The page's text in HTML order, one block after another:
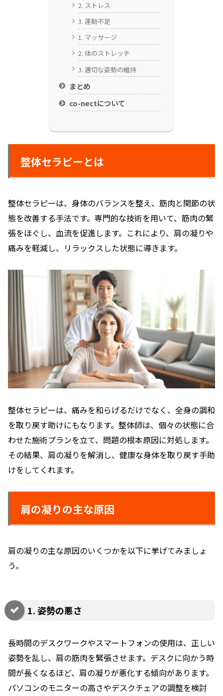
2. ストレス
3. 運動不足
1. マッサージ
2. 体のストレッチ
3. 適切な姿勢の維持
まとめ
co-nectについて
整体セラピーとは
整体セラピーは、身体のバランスを整え、筋肉と関節の状
態を改善する手法です。専門的な技術を用いて、筋肉の緊
張をほぐし、血流を促進します。これにより、肩の凝りや
痛みを軽減し、リラックスした状態に導きます。
整体セラピーは、痛みを和らげるだけでなく、全身の調和
を取り戻す助けにもなります。整体師は、個々の状態に合
わせた施術プランを立て、問題の根本原因に対処します。
その結果、肩の凝りを解消し、健康な身体を取り戻す手助
けをしてくれます。
肩の凝りの主な原因
肩の凝りの主な原因のいくつかを以下に挙げてみましょ
う。
1. 姿勢の悪さ
長時間のデスクワークやスマートフォンの使用は、正しい
姿勢を乱し、肩の筋肉を緊張させます。デスクに向かう時
間が長くなるほど、肩の凝りが悪化する傾向があります。
パソコンのモニターの高さやデスクチェアの調整を検討